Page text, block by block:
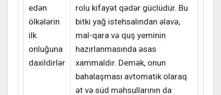
edən
ölkələrin
ilk
onluğuna
daxildirlər
rolu kifayət qədər güclüdür. Bu
bitki yağ istehsalından əlavə,
mal-qara və quş yeminin
hazırlanmasında əsas
xammaldır. Demək, onun
bahalaşması avtomatik olaraq
ət və süd məhsullarının da